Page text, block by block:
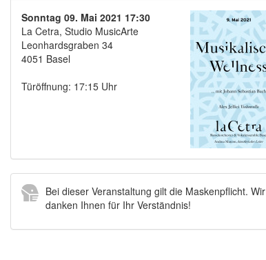
Sonntag 09. Mai 2021 17:30
La Cetra, Studio MusicArte
Leonhardsgraben 34
4051 Basel
Türöffnung: 17:15 Uhr
Bei dieser Veranstaltung gilt die Maskenpflicht. Wir
danken Ihnen für Ihr Verständnis!